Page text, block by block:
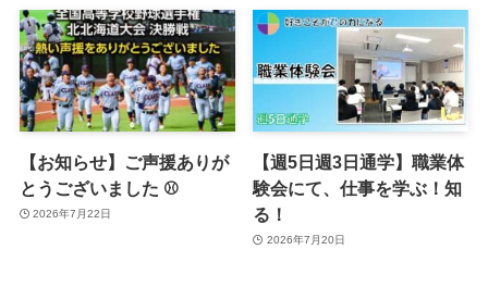
【お知らせ】ご声援ありが
とうございました ⚾
2026年7月22日
【週5日週3日通学】職業体
験会にて、仕事を学ぶ！知
る！
2026年7月20日